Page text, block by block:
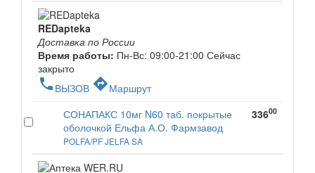
REDapteka
Доставка по России
Время работы: Пн-Вс: 09:00-21:00 Сейчас
закрыто
phone ВЫЗОВ directionsМаршрут
СОНАПАКС 10мг N60 таб. покрытые
оболочкой Ельфа А.О. Фармзавод
POLFA/PF JELFA SA
33600